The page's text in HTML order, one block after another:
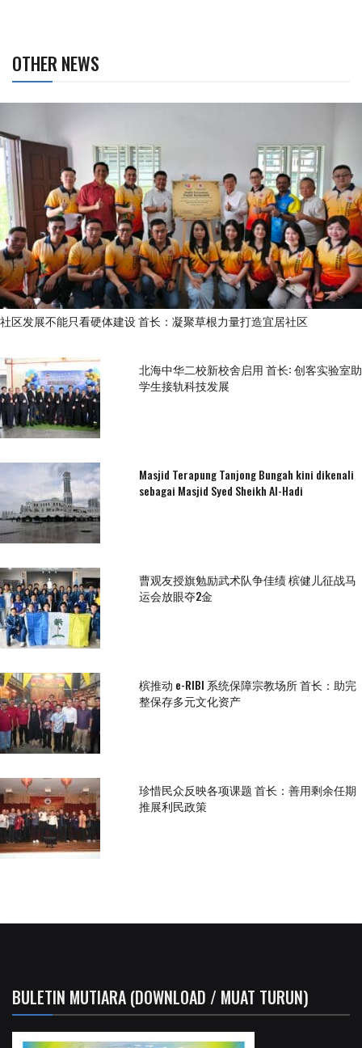
OTHER NEWS
社区发展不能只看硬体建设 首长：凝聚草根力量打造宜居社区
北海中华二校新校舍启用 首长: 创客实验室助
学生接轨科技发展
Masjid Terapung Tanjong Bungah kini dikenali
sebagai Masjid Syed Sheikh Al-Hadi
曹观友授旗勉励武术队争佳绩 槟健儿征战马
运会放眼夺2金
槟推动 e-RIBI 系统保障宗教场所 首长：助完
整保存多元文化资产
珍惜民众反映各项课题 首长：善用剩余任期
推展利民政策
BULETIN MUTIARA (DOWNLOAD / MUAT TURUN)